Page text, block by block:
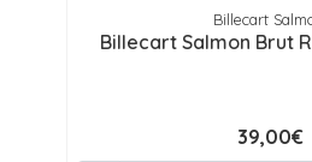
Billecart
Billecart Salmon Brut
39,00€